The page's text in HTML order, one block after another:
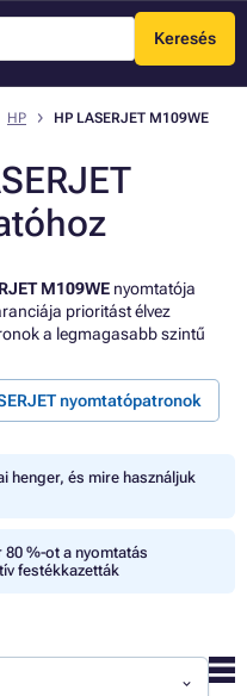
Keresés
Menü
HP HP LASERJET M109WE
M109WE nyomtatója
prioritást élvez
a legmagasabb szintű
nyomtatópatronok
henger, és mire használjuk
%-ot a nyomtatás
festékkazetták